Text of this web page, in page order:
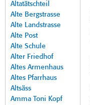
Altatätschteil
Alte Bergstrasse
Alte Landstrasse
Alte Post
Alte Schule
Alter Friedhof
Altes Armenhaus
Altes Pfarrhaus
Altsäss
Amma Toni Kopf